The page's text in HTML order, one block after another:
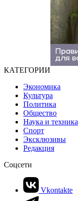
КАТЕГОРИИ
Экономика
Культура
Политика
Общество
Наука и техника
Спорт
Эксклюзивы
Редакция
Соцсети
Vkontakte